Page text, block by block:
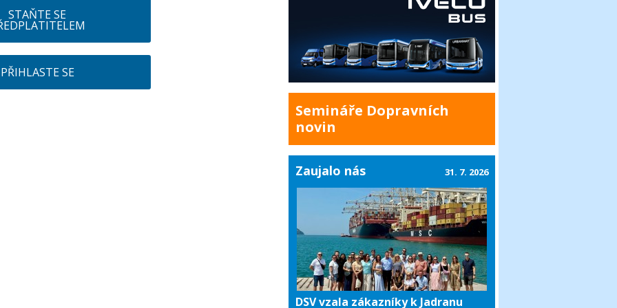
STAŇTE SE
PŘIHLASTE SE
Semináře Dopravních
novin
Zaujalo nás
DSV vzala zákazníky k Jadranu
31. 7. 2026